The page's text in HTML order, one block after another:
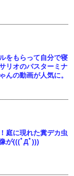
をもらって自分で寝
リオのバスターミナ
んの動画が人気に。
庭に現れた糞デカ虫
が(((ﾟДﾟ)))